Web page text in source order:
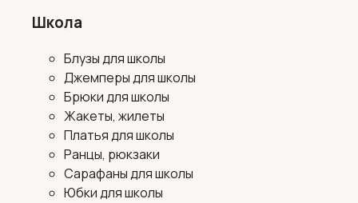
Школа
Блузы для школы
Джемперы для школы
Брюки для школы
Жакеты, жилеты
Платья для школы
Ранцы, рюкзаки
Сарафаны для школы
Юбки для школы